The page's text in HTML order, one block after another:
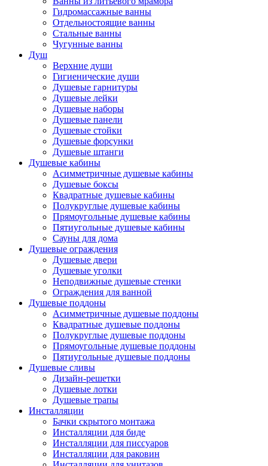
Гидромассажные ванны
Отдельностоящие ванны
Стальные ванны
Чугунные ванны
Душ
Верхние души
Гигиенические души
Душевые гарнитуры
Душевые лейки
Душевые наборы
Душевые панели
Душевые стойки
Душевые форсунки
Душевые штанги
Душевые кабины
Асимметричные душевые кабины
Душевые боксы
Квадратные душевые кабины
Полукруглые душевые кабины
Прямоугольные душевые кабины
Пятиугольные душевые кабины
Сауны для дома
Душевые ограждения
Душевые двери
Душевые уголки
Неподвижные душевые стенки
Ограждения для ванной
Душевые поддоны
Асимметричные душевые поддоны
Квадратные душевые поддоны
Полукруглые душевые поддоны
Прямоугольные душевые поддоны
Пятиугольные душевые поддоны
Душевые сливы
Дизайн-решетки
Душевые лотки
Душевые трапы
Инсталляции
Бачки скрытого монтажа
Инсталляции для биде
Инсталляции для писсуаров
Инсталляции для раковин